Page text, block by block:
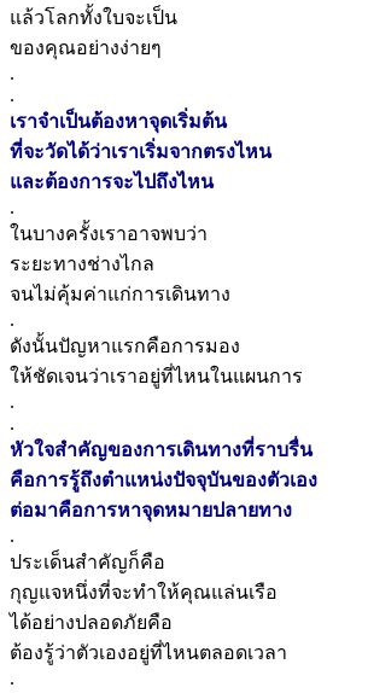
แล้วโลกทั้งใบจะเป็น
ของคุณอย่างง่ายๆ
.
.
เราจำเป็นต้องหาจุดเริ่มต้น
ที่จะวัดได้ว่าเราเริ่มจากตรงไหน
และต้องการจะไปถึงไหน
.
ในบางครั้งเราอาจพบว่า
ระยะทางช่างไกล
จนไม่คุ้มค่าแก่การเดินทาง
.
ดังนั้นปัญหาแรกคือการมอง
ให้ชัดเจนว่าเราอยู่ที่ไหนในแผนการ
.
.
หัวใจสำคัญของการเดินทางที่ราบรื่น
คือการรู้ถึงตำแหน่งปัจจุบันของตัวเอง
ต่อมาคือการหาจุดหมายปลายทาง
.
ประเด็นสำคัญก็คือ
กุญแจหนึ่งที่จะทำให้คุณแล่นเรือ
ได้อย่างปลอดภัยคือ
ต้องรู้ว่าตัวเองอยู่ที่ไหนตลอดเวลา
.